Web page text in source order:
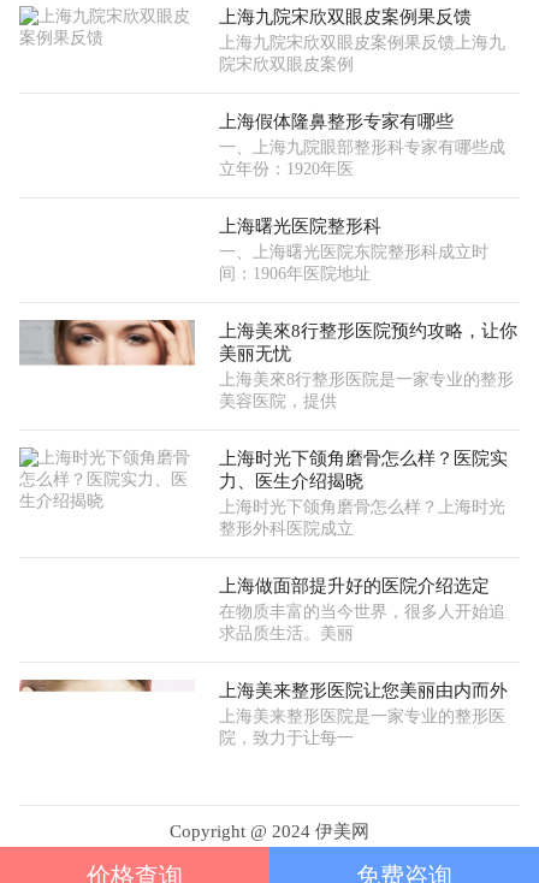
上海九院宋欣双眼皮案例果反馈
上海九院宋欣双眼皮案例果反馈上海九
院宋欣双眼皮案例
上海假体隆鼻整形专家有哪些
一、上海九院眼部整形科专家有哪些成
立年份：1920年医
上海曙光医院整形科
一、上海曙光医院东院整形科成立时
间：1906年医院地址
上海美來8行整形医院预约攻略，让你
美丽无忧
上海美來8行整形医院是一家专业的整形
美容医院，提供
上海时光下颌角磨骨怎么样？医院实
力、医生介绍揭晓
上海时光下颌角磨骨怎么样？上海时光
整形外科医院成立
上海做面部提升好的医院介绍选定
在物质丰富的当今世界，很多人开始追
求品质生活。美丽
上海美来整形医院让您美丽由内而外
上海美来整形医院是一家专业的整形医
院，致力于让每一
Copyright @ 2024 伊美网
价格查询 免费咨询